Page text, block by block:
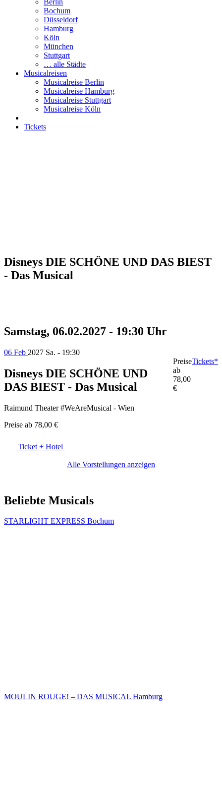
Berlin
Bochum
Düsseldorf
Hamburg
Köln
München
Stuttgart
… alle Städte
Musicalreisen
Musicalreise Berlin
Musicalreise Hamburg
Musicalreise Stuttgart
Musicalreise Köln
Tickets
Disneys DIE SCHÖNE UND DAS BIEST
- Das Musical
Samstag, 06.02.2027 - 19:30 Uhr
06 Feb 2027 Sa. - 19:30
Disneys DIE SCHÖNE UND
DAS BIEST - Das Musical
Raimund Theater #WeAreMusical - Wien
Preise ab 78,00 €
Preise
ab
78,00
€
Tickets*
Ticket + Hotel
Alle Vorstellungen anzeigen
Beliebte Musicals
STARLIGHT EXPRESS Bochum
MOULIN ROUGE! – DAS MUSICAL Hamburg